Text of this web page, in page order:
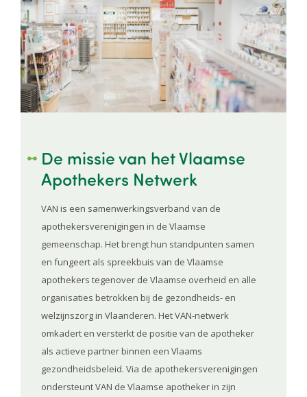
De missie van het Vlaamse
Apothekers Netwerk
VAN is een samenwerkingsverband van de
apothekersverenigingen in de Vlaamse
gemeenschap. Het brengt hun standpunten samen
en fungeert als spreekbuis van de Vlaamse
apothekers tegenover de Vlaamse overheid en alle
organisaties betrokken bij de gezondheids- en
welzijnszorg in Vlaanderen. Het VAN-netwerk
omkadert en versterkt de positie van de apotheker
als actieve partner binnen een Vlaams
gezondheidsbeleid. Via de apothekersverenigingen
ondersteunt VAN de Vlaamse apotheker in zijn